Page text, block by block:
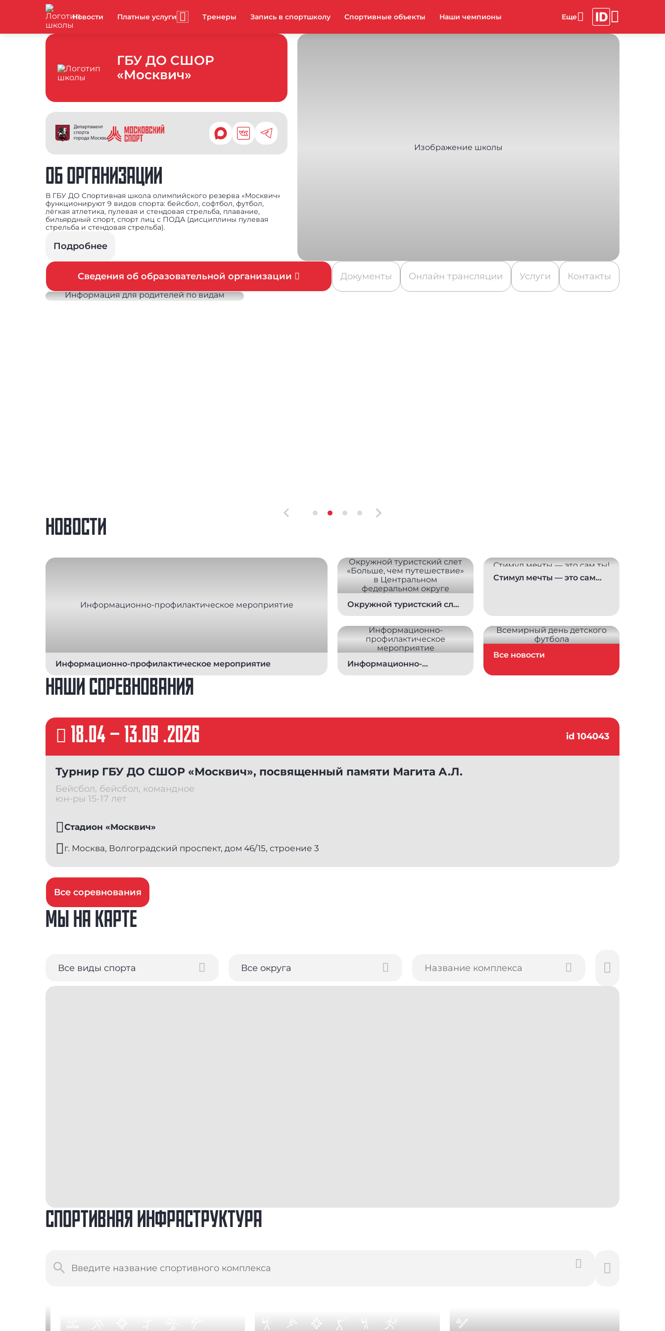
Новости Платные услуги Тренеры Запись в спортшколу Спортивные объекты Наши чемпионы
ГБУ ДО СШОР
«Москвич»
ОБ ОРГАНИЗАЦИИ
В ГБУ ДО Спортивная школа олимпийского резерва «Москвич»
функционируют 9 видов спорта: бейсбол, софтбол, футбол,
лёгкая атлетика, пулевая и стендовая стрельба, плавание,
бильярдный спорт, спорт лиц с ПОДА (дисциплины пулевая
стрельба и стендовая стрельба).
Подробнее
Сведения об образовательной организации Документы Онлайн трансляции Услуги Контакты
НОВОСТИ
Информационно-профилактическое мероприятие
Окружной туристский слет
Центральном
федеральном округе
Стимул мечты — это сам
Информационно-
Все новости
НАШИ СОРЕВНОВАНИЯ
18.04 – 13.09 .2026 id 104043
Турнир ГБУ ДО СШОР «Москвич», посвященный памяти Магита А.Л.
Бейсбол, бейсбол, командное
юн-ры 15-17 лет
Стадион «Москвич»
г. Москва, Волгоградский проспект, дом 46/15, строение 3
Все соревнования
МЫ НА КАРТЕ
СПОРТИВНАЯ ИНФРАСТРУКТУРА